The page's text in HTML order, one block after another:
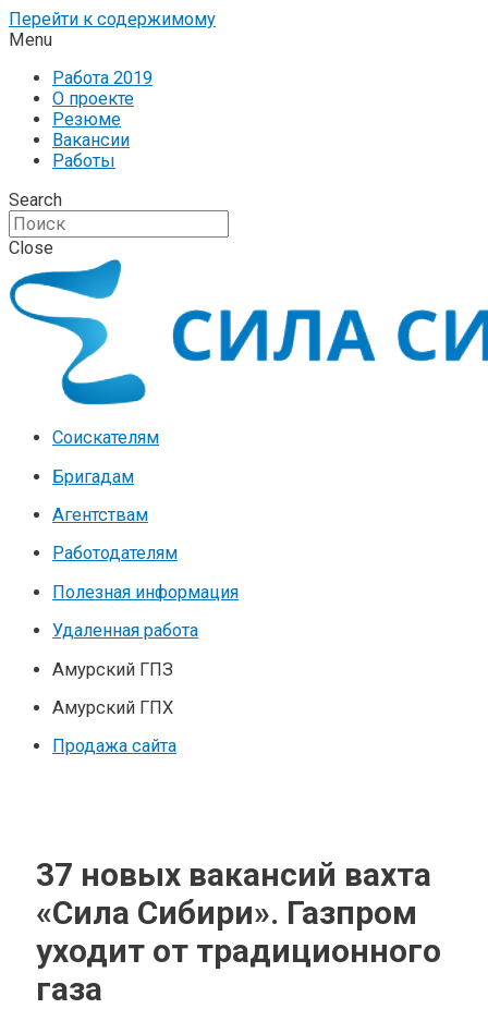
Перейти к содержимому
Menu
Работа 2019
О проекте
Резюме
Вакансии
Работы
Search
Close
Соискателям
Бригадам
Агентствам
Работодателям
Полезная информация
Удаленная работа
Амурский ГПЗ
Амурский ГПХ
Продажа сайта
37 новых вакансий вахта
«Сила Сибири». Газпром
уходит от традиционного
газа